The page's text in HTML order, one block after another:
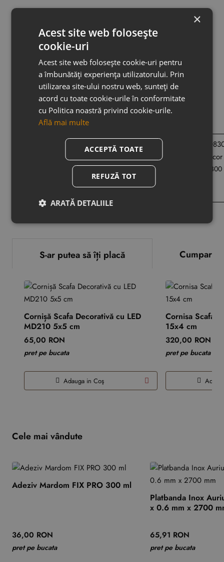
Recenzii
Despre livrare
Din aceeasi categorieAcelasi producator
Cornisa masca galerie 240 x 12 x 4 cm QL035
S-ar putea să îți placă
Cornișă Scafa Decorativă cu LED
MD210 5x5 cm
65,00 RON
pret pe bucata
Adauga in Coş
Cornisa Scafa
15x4 cm
320,00 RON
pret pe bucata
Cele mai vândute
Adeziv Mardom FIX PRO 300 ml
36,00 RON
pret pe bucata
Platbanda Inox
x 0.6 mm x 2700
65,91 RON
pret pe bucata
×
Acest site web folosește
cookie-uri
Acest site web folosește cookie-uri pentru
a îmbunătăți experiența utilizatorului. Prin
utilizarea site-ului nostru web, sunteți de
acord cu toate cookie-urile în conformitate
cu Politica noastră privind cookie-urile.
Află mai multe
ACCEPTĂ TOATE
REFUZĂ TOT
ARATĂ DETALIILE